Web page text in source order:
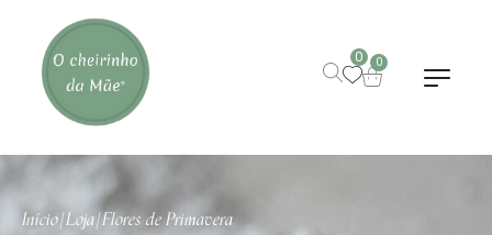
0 0
Início|Loja|Flores de Primavera